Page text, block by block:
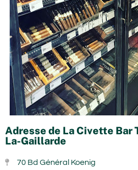
Adresse de La Civette Bar
La-Gaillarde
70 Bd Général Koenig